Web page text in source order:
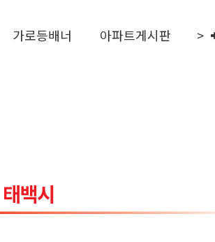
가로등배너 아파트게시판 >